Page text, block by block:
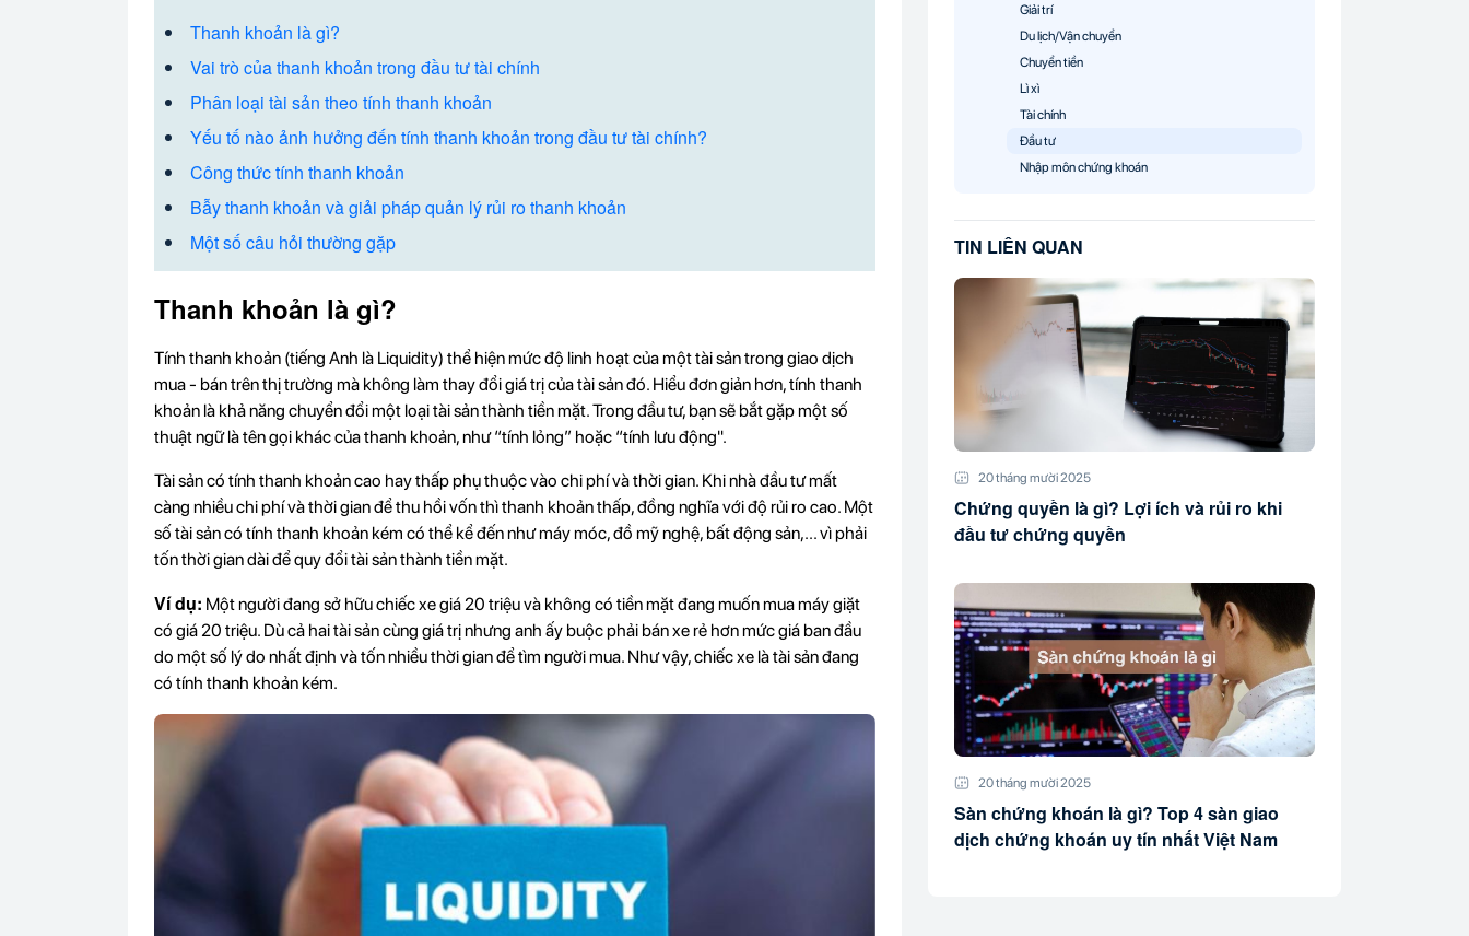
Thanh khoản là gì?
Vai trò của thanh khoản trong đầu tư tài chính
Phân loại tài sản theo tính thanh khoản
Yếu tố nào ảnh hưởng đến tính thanh khoản trong đầu tư tài chính?
Công thức tính thanh khoản
Bẫy thanh khoản và giải pháp quản lý rủi ro thanh khoản
Một số câu hỏi thường gặp
Thanh khoản là gì?
Tính thanh khoản (tiếng Anh là Liquidity) thể hiện mức độ linh hoạt của một tài sản trong giao dịch
mua - bán trên thị trường mà không làm thay đổi giá trị của tài sản đó. Hiểu đơn giản hơn, tính thanh
khoản là khả năng chuyển đổi một loại tài sản thành tiền mặt. Trong đầu tư, bạn sẽ bắt gặp một số
thuật ngữ là tên gọi khác của thanh khoản, như “tính lỏng” hoặc “tính lưu động".
Tài sản có tính thanh khoản cao hay thấp phụ thuộc vào chi phí và thời gian. Khi nhà đầu tư mất
càng nhiều chi phí và thời gian để thu hồi vốn thì thanh khoản thấp, đồng nghĩa với độ rủi ro cao. Một
số tài sản có tính thanh khoản kém có thể kể đến như máy móc, đồ mỹ nghệ, bất động sản,... vì phải
tốn thời gian dài để quy đổi tài sản thành tiền mặt.
Ví dụ: Một người đang sở hữu chiếc xe giá 20 triệu và không có tiền mặt đang muốn mua máy giặt
có giá 20 triệu. Dù cả hai tài sản cùng giá trị nhưng anh ấy buộc phải bán xe rẻ hơn mức giá ban đầu
do một số lý do nhất định và tốn nhiều thời gian để tìm người mua. Như vậy, chiếc xe là tài sản đang
có tính thanh khoản kém.
Giải trí
Du lịch/Vận chuyển
Chuyển tiền
Lì xì
Tài chính
Đầu tư
Nhập môn chứng khoán
TIN LIÊN QUAN
20 tháng mười 2025
Chứng quyền là gì? Lợi ích và rủi ro khi
đầu tư chứng quyền
20 tháng mười 2025
Sàn chứng khoán là gì? Top 4 sàn giao
dịch chứng khoán uy tín nhất Việt Nam